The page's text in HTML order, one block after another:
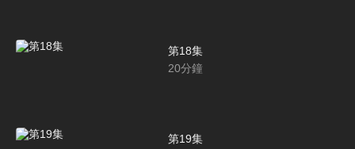
第18集
20分鐘
第19集